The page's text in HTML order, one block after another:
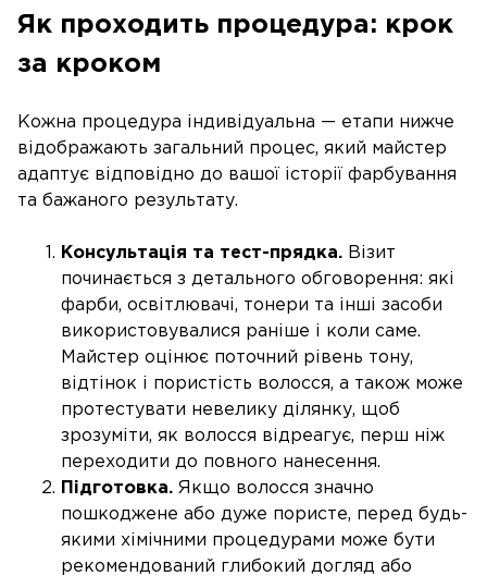
Як проходить процедура: крок
за кроком
Кожна процедура індивідуальна — етапи нижче
відображають загальний процес, який майстер
адаптує відповідно до вашої історії фарбування
та бажаного результату.
Консультація та тест-прядка. Візит
починається з детального обговорення: які
фарби, освітлювачі, тонери та інші засоби
використовувалися раніше і коли саме.
Майстер оцінює поточний рівень тону,
відтінок і пористість волосся, а також може
протестувати невелику ділянку, щоб
зрозуміти, як волосся відреагує, перш ніж
переходити до повного нанесення.
Підготовка. Якщо волосся значно
пошкоджене або дуже пористе, перед будь-
якими хімічними процедурами може бути
рекомендований глибокий догляд або